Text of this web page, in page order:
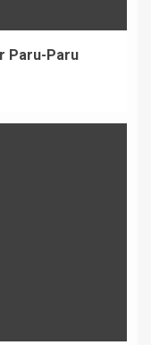
Paru-Paru